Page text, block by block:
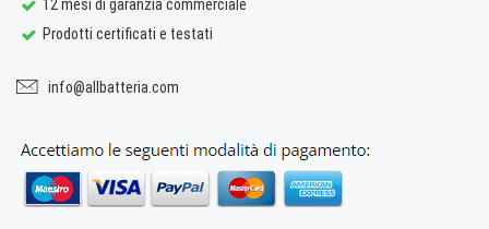
12 mesi di garanzia commerciale
Prodotti certificati e testati
info@allbatteria.com